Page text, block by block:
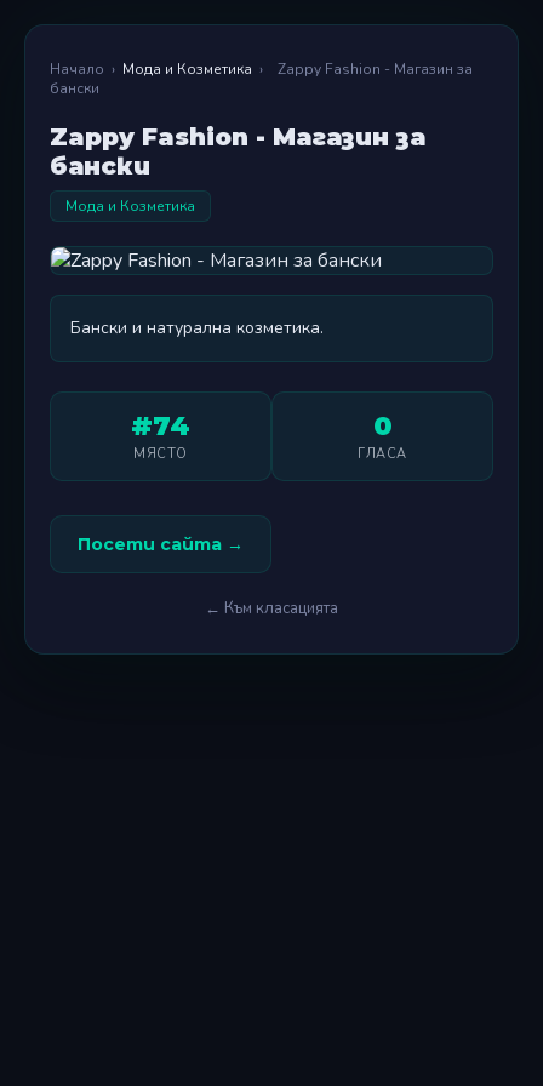
Начало › Мода и Козметика ›
Zappy Fashion - Магазин за
бански
Zappy Fashion - Магазин за
бански
Мода и Козметика
Бански и натурална козметика.
#74
МЯСТО
0
ГЛАСА
Посети сайта →
← Към класацията